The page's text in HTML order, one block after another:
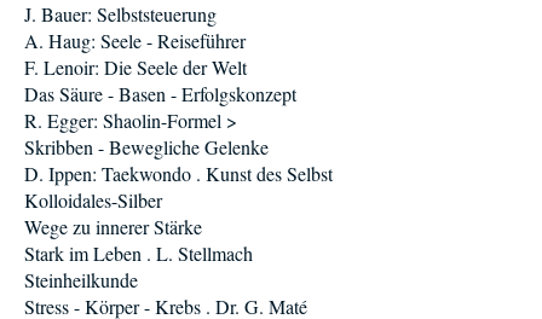
J. Bauer: Selbststeuerung
A. Haug: Seele - Reiseführer
F. Lenoir: Die Seele der Welt
Das Säure - Basen - Erfolgskonzept
R. Egger: Shaolin-Formel >
Skribben - Bewegliche Gelenke
D. Ippen: Taekwondo . Kunst des Selbst
Kolloidales-Silber
Wege zu innerer Stärke
Stark im Leben . L. Stellmach
Steinheilkunde
Stress - Körper - Krebs . Dr. G. Maté